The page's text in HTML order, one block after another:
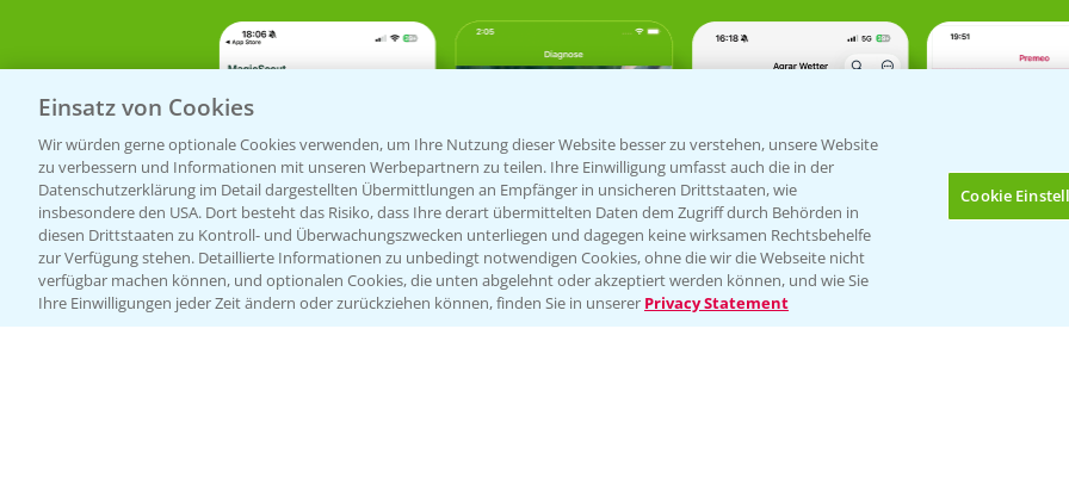
Bis zu 4 Produkte vergleichen:
Einsatz von Cookies
Wir würden gerne optionale Cookies verwenden, um Ihre Nutzung dieser Website besser zu verstehen, unsere Website
zu verbessern und Informationen mit unseren Werbepartnern zu teilen. Ihre Einwilligung umfasst auch die in der
Datenschutzerklärung im Detail dargestellten Übermittlungen an Empfänger in unsicheren Drittstaaten, wie
insbesondere den USA. Dort besteht das Risiko, dass Ihre derart übermittelten Daten dem Zugriff durch Behörden in
diesen Drittstaaten zu Kontroll- und Überwachungszwecken unterliegen und dagegen keine wirksamen Rechtsbehelfe
zur Verfügung stehen. Detaillierte Informationen zu unbedingt notwendigen Cookies, ohne die wir die Webseite nicht
verfügbar machen können, und optionalen Cookies, die unten abgelehnt oder akzeptiert werden können, und wie Sie
Ihre Einwilligungen jeder Zeit ändern oder zurückziehen können, finden Sie in unserer Privacy Statement
Cookie